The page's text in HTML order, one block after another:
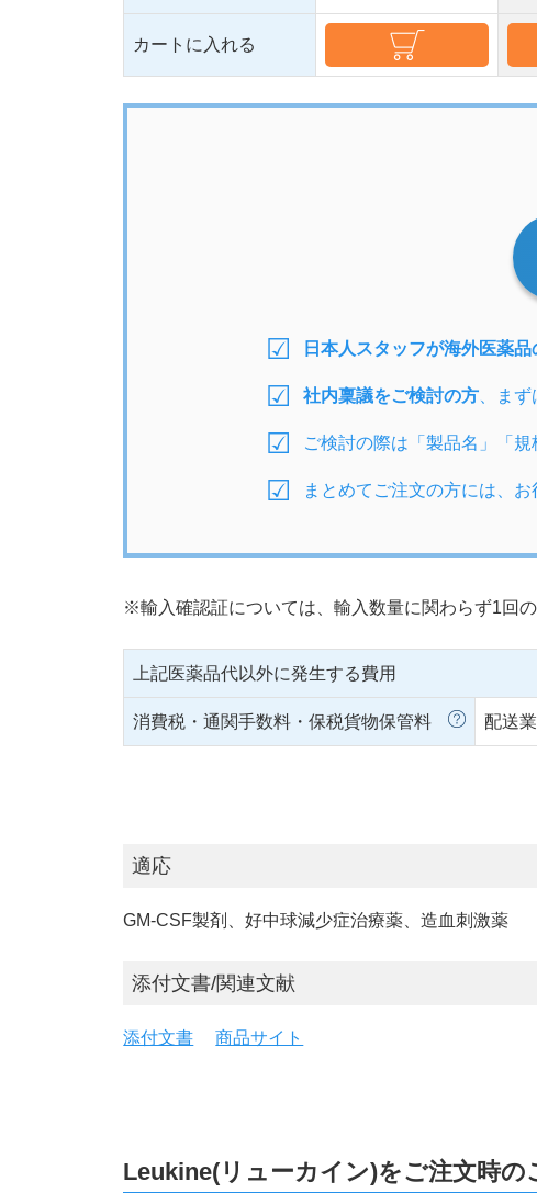
カートに入れる
日本人スタッフが海外医薬
社内稟議をご検討の方 、まず
ご検討の際は「製品名」「規
まとめてご注文の方には、
※輸入確認証については、輸入数量に関わらず1回
上記医薬品代以外に発生する費用
消費税・通関手数料・保税貨物保管料 配送
適応
GM-CSF製剤、好中球減少症治療薬、造血刺激薬
添付文書/関連文献
添付文書 商品サイト
Leukine(リューカイン)をご注文時の